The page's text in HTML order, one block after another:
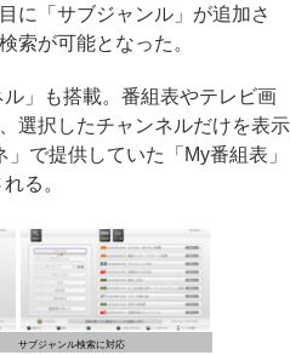
に「サブジャンル」が追加さ
索が可能となった。
」も搭載。番組表やテレビ画
選択したチャンネルだけを表示
で提供していた「My番組表」
る。
サブジャンル検索に対応